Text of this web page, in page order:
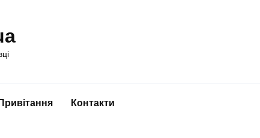
Привітання Контакти